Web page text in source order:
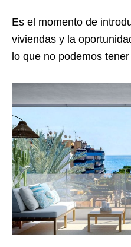
Es el momento de
viviendas y la
lo que no podemos